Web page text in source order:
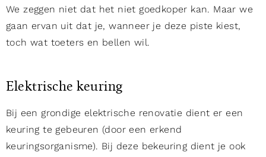
We zeggen niet dat het niet goedkoper kan. Maar we
gaan ervan uit dat je, wanneer je deze piste kiest,
toch wat toeters en bellen wil.
Elektrische keuring
Bij een grondige elektrische renovatie dient er een
keuring te gebeuren (door een erkend
keuringsorganisme). Bij deze bekeuring dient je ook